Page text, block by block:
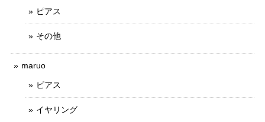
ピアス
その他
maruo
ピアス
イヤリング